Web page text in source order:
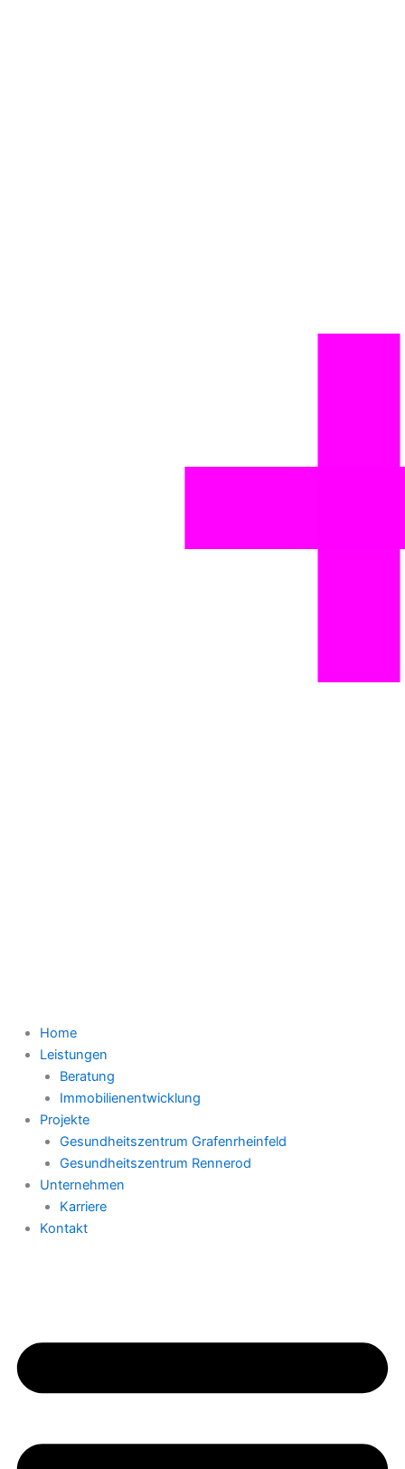
Home
Leistungen
Beratung
Immobilienentwicklung
Projekte
Gesundheitszentrum Grafenrheinfeld
Gesundheitszentrum Rennerod
Unternehmen
Karriere
Kontakt